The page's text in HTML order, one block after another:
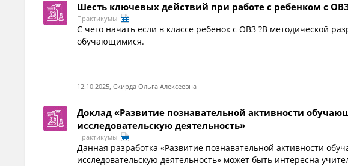
Шесть ключевых действий при работе с ребенком с
Практикумы
С чего начать если в классе ребенок с ОВЗ ?В методической
обучающимися.
12.10.2025, Скирда Ольга Алексеевна
Доклад «Развитие познавательной активности
исследовательскую деятельность»
Практикумы
Данная разработка «Развитие познавательной активности
исследовательскую деятельность» может быть интересна